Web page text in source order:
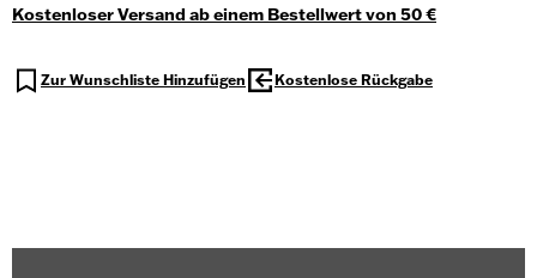
Kostenloser Versand ab einem Bestellwert von 50 €
Zur Wunschliste Hinzufügen Kostenlose Rückgabe